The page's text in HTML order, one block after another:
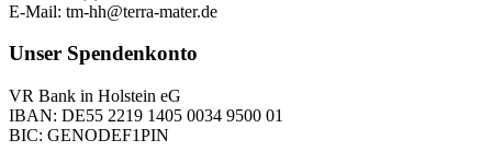
E-Mail: tm-hh@terra-mater.de
Unser Spendenkonto
VR Bank in Holstein eG
IBAN: DE55 2219 1405 0034 9500 01
BIC: GENODEF1PIN